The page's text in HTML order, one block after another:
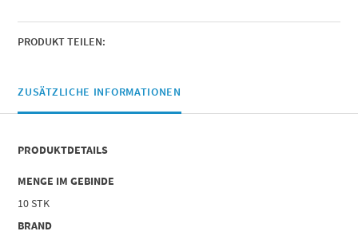
Ø
(mm)
|
Menge
PRODUKT TEILEN:
ZUSÄTZLICHE INFORMATIONEN
PRODUKTDETAILS
MENGE IM GEBINDE
10 STK
BRAND